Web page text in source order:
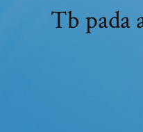
Tb pada